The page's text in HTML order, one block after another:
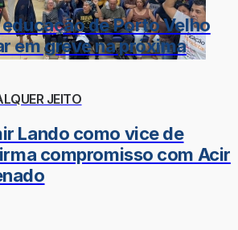
de Porto Velho
em greve na próxima
JEITO
Lando como vice de
compromisso com Acir